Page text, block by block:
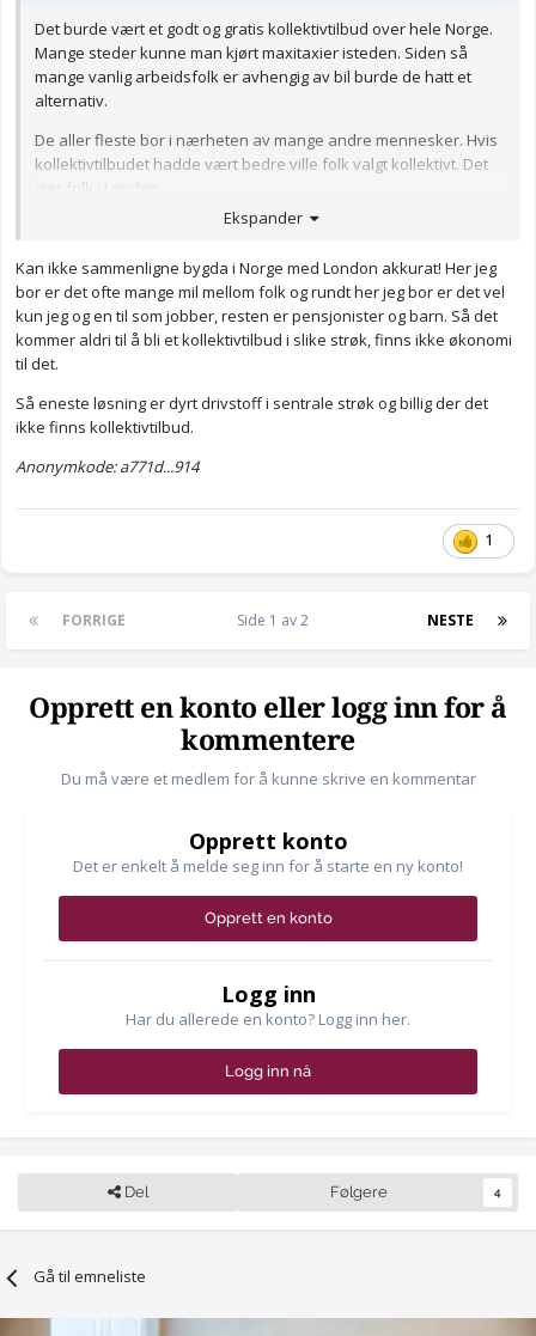
Det burde vært et godt og gratis kollektivtilbud over hele Norge.
Mange steder kunne man kjørt maxitaxier isteden. Siden så
mange vanlig arbeidsfolk er avhengig av bil burde de hatt et
alternativ.
De aller fleste bor i nærheten av mange andre mennesker. Hvis
kollektivtilbudet hadde vært bedre ville folk valgt kollektivt. Det
gjør folk i London.
Ekspander
Kan ikke sammenligne bygda i Norge med London akkurat! Her jeg
bor er det ofte mange mil mellom folk og rundt her jeg bor er det vel
kun jeg og en til som jobber, resten er pensjonister og barn. Så det
kommer aldri til å bli et kollektivtilbud i slike strøk, finns ikke økonomi
til det.
Så eneste løsning er dyrt drivstoff i sentrale strøk og billig der det
ikke finns kollektivtilbud.
Anonymkode: a771d...914
1
FORRIGE NESTE
Side 1 av 2
Opprett en konto eller logg inn for å
kommentere
Du må være et medlem for å kunne skrive en kommentar
Opprett konto
Det er enkelt å melde seg inn for å starte en ny konto!
Opprett en konto
Logg inn
Har du allerede en konto? Logg inn her.
Logg inn nå
Del Følgere 4
Gå til emneliste